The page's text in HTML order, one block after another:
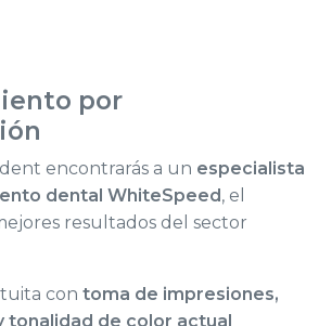
por
encontrarás a un especialista
dental WhiteSpeed, el
resultados del sector
con toma de impresiones,
tonalidad de color actual